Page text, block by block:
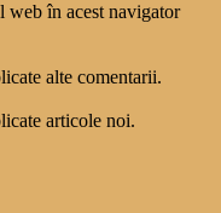
web în acest navigator
alte comentarii.
articole noi.